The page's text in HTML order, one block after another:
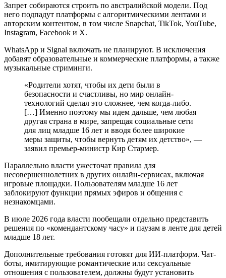
Запрет собираются строить по австралийской модели. Под
него подпадут платформы с алгоритмическими лентами и
авторским контентом, в том числе Snapchat, TikTok, YouTube,
Instagram, Facebook и X.
WhatsApp и Signal включать не планируют. В исключения
добавят образовательные и коммерческие платформы, а также
музыкальные стриминги.
«Родители хотят, чтобы их дети были в
безопасности и счастливы, но мир онлайн-
технологий сделал это сложнее, чем когда-либо.
[…] Именно поэтому мы идем дальше, чем любая
другая страна в мире, запрещая социальные сети
для лиц младше 16 лет и вводя более широкие
меры защиты, чтобы вернуть детям их детство», —
заявил премьер-министр Кир Стармер.
Параллельно власти ужесточат правила для
несовершеннолетних в других онлайн-сервисах, включая
игровые площадки. Пользователям младше 16 лет
заблокируют функции прямых эфиров и общения с
незнакомцами.
В июле 2026 года власти пообещали отдельно представить
решения по «комендантскому часу» и паузам в ленте для детей
младше 18 лет.
Дополнительные требования готовят для ИИ-платформ. Чат-
боты, имитирующие романтические или сексуальные
отношения с пользователем, должны будут установить